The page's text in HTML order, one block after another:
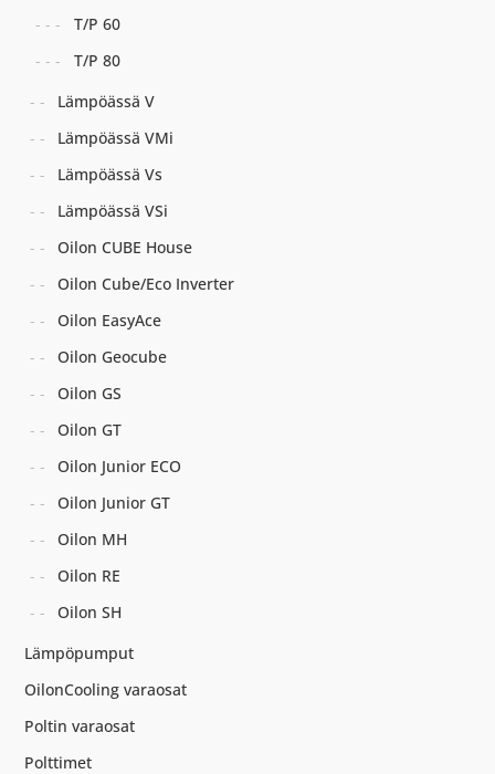
T/P 60
T/P 80
Lämpöässä V
Lämpöässä VMi
Lämpöässä Vs
Lämpöässä VSi
Oilon CUBE House
Oilon Cube/Eco Inverter
Oilon EasyAce
Oilon Geocube
Oilon GS
Oilon GT
Oilon Junior ECO
Oilon Junior GT
Oilon MH
Oilon RE
Oilon SH
Lämpöpumput
OilonCooling varaosat
Poltin varaosat
Polttimet